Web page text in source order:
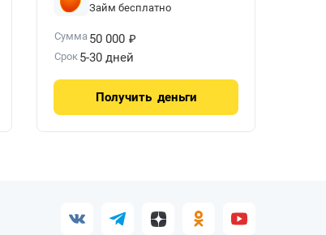
Займ бесплатно
Сумма 50 000 ₽
Срок 5-30 дней
Получить деньги